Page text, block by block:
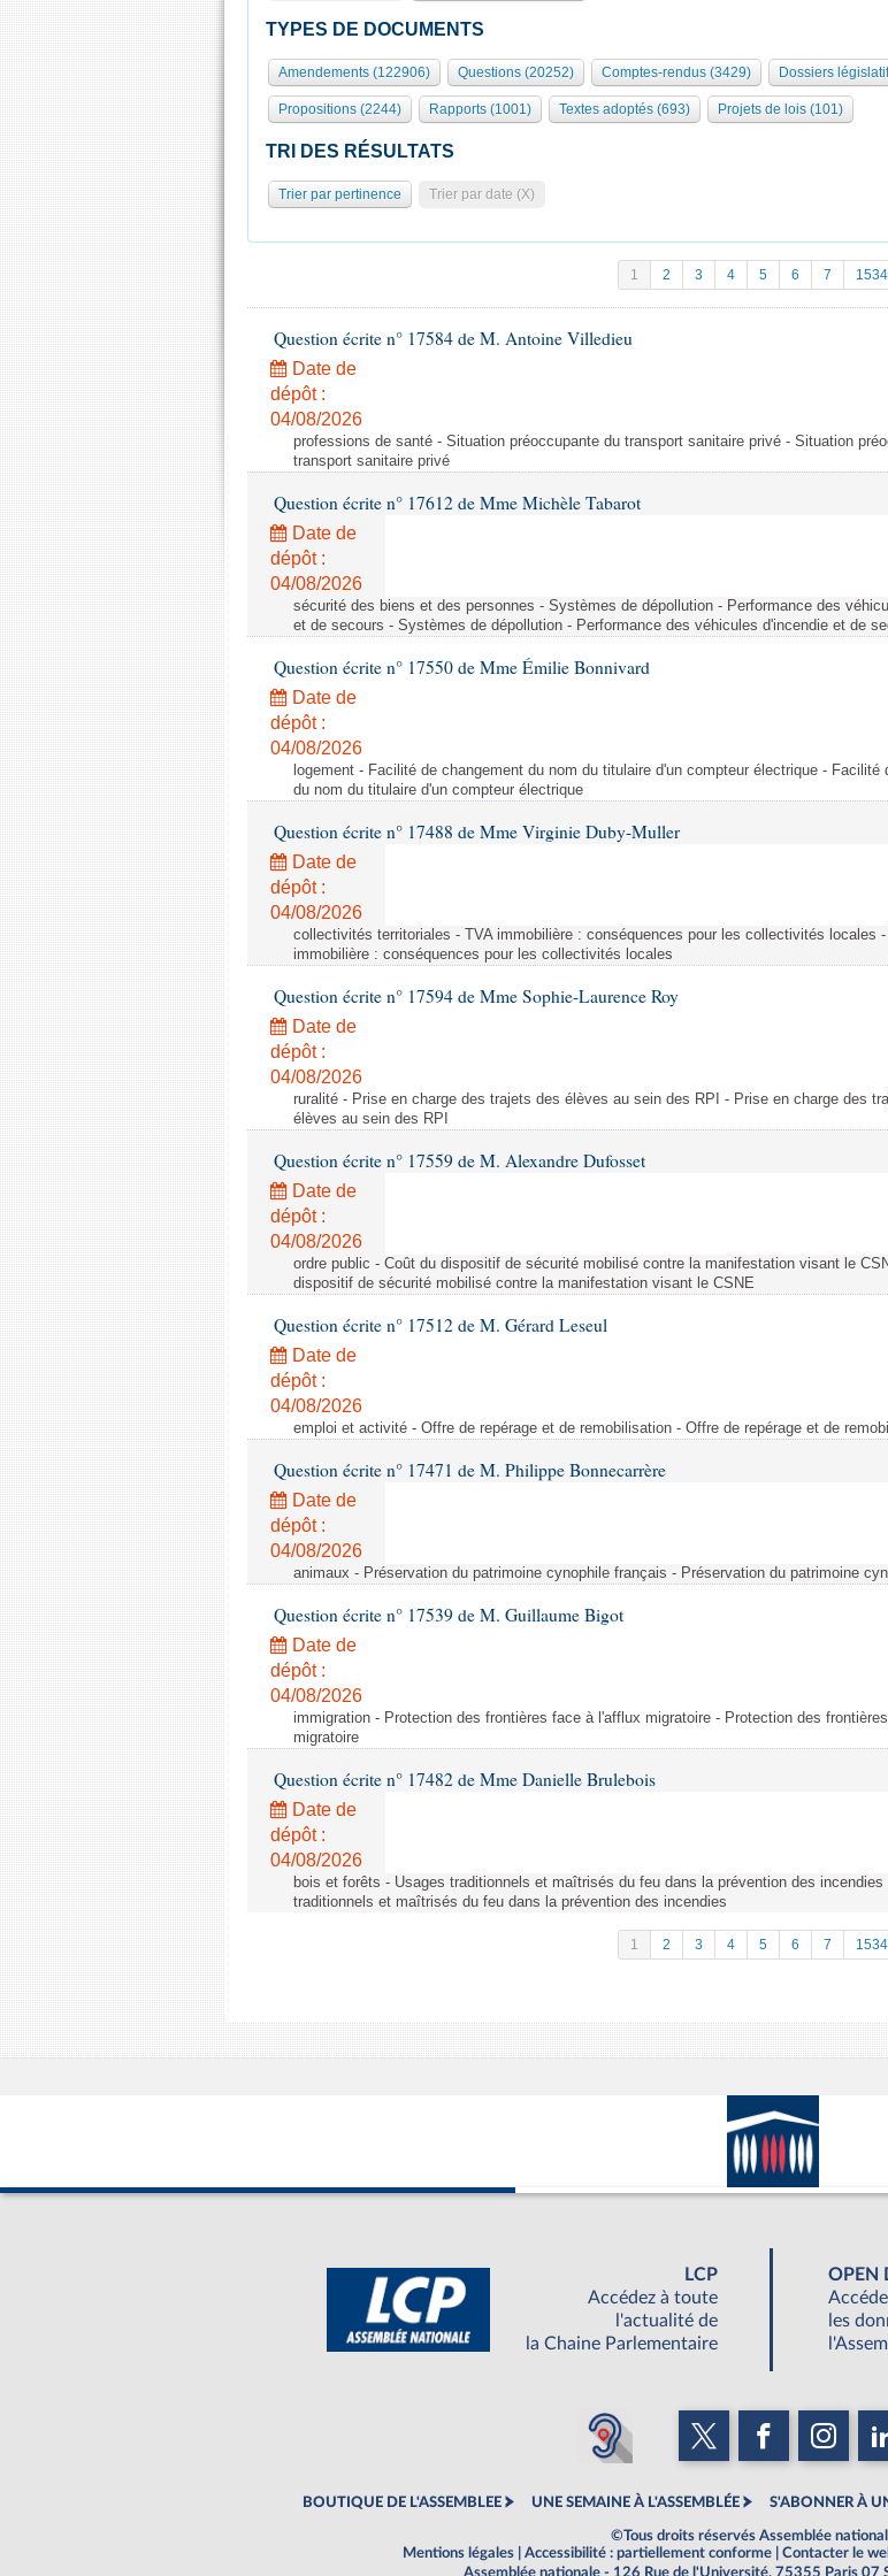
TYPES DE DOCUMENTS
Amendements (122906) Questions (20252) Comptes-rendus (3429) Dossiers
Propositions (2244) Rapports (1001) Textes adoptés (693) Projets de lois (101)
TRI DES RÉSULTATS
Trier par pertinence Trier par date (X)
1 2 3 4 5 6 7
Question écrite n° 17584 de M. Antoine Villedieu
Date de
dépôt :
04/08/2026
professions de santé - Situation préoccupante du transport sanitaire privé - Situation
transport sanitaire privé
Question écrite n° 17612 de Mme Michèle Tabarot
Date de
dépôt :
04/08/2026
sécurité des biens et des personnes - Systèmes de dépollution - Performance des
et de secours - Systèmes de dépollution - Performance des véhicules d'incendie et de
Question écrite n° 17550 de Mme Émilie Bonnivard
Date de
dépôt :
04/08/2026
logement - Facilité de changement du nom du titulaire d'un compteur électrique - Facilité
du nom du titulaire d'un compteur électrique
Question écrite n° 17488 de Mme Virginie Duby-Muller
Date de
dépôt :
04/08/2026
collectivités territoriales - TVA immobilière : conséquences pour les collectivités locales
immobilière : conséquences pour les collectivités locales
Question écrite n° 17594 de Mme Sophie-Laurence Roy
Date de
dépôt :
04/08/2026
ruralité - Prise en charge des trajets des élèves au sein des RPI - Prise en charge des
élèves au sein des RPI
Question écrite n° 17559 de M. Alexandre Dufosset
Date de
dépôt :
04/08/2026
ordre public - Coût du dispositif de sécurité mobilisé contre la manifestation visant le
dispositif de sécurité mobilisé contre la manifestation visant le CSNE
Question écrite n° 17512 de M. Gérard Leseul
Date de
dépôt :
04/08/2026
emploi et activité - Offre de repérage et de remobilisation - Offre de repérage et de
Question écrite n° 17471 de M. Philippe Bonnecarrère
Date de
dépôt :
04/08/2026
animaux - Préservation du patrimoine cynophile français - Préservation du patrimoine
Question écrite n° 17539 de M. Guillaume Bigot
Date de
dépôt :
04/08/2026
immigration - Protection des frontières face à l'afflux migratoire - Protection des
migratoire
Question écrite n° 17482 de Mme Danielle Brulebois
Date de
dépôt :
04/08/2026
bois et forêts - Usages traditionnels et maîtrisés du feu dans la prévention des incendies
traditionnels et maîtrisés du feu dans la prévention des incendies
1 2 3 4 5 6 7
LCP
Accédez à toute
l'actualité de
la Chaine Parlementaire
OPEN
les
BOUTIQUE DE L'ASSEMBLEE UNE SEMAINE À L'ASSEMBLÉE S'ABONNER À
©Tous droits réservés Assemblée
Mentions légales
Accessibilité : partiellement conforme Contacter le
Assemblée nationale - 126 Rue de l'Université, 75355 Paris 07